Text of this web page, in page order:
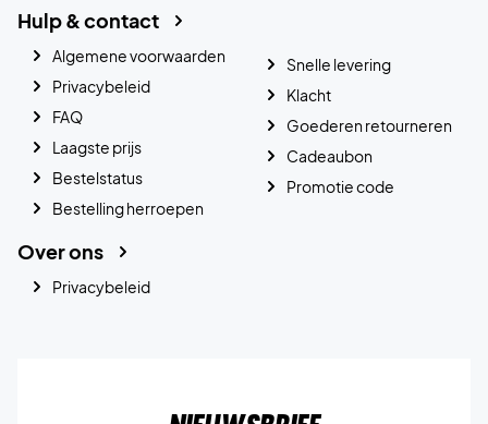
Hulp & contact
Algemene voorwaarden
Privacybeleid
FAQ
Laagste prijs
Bestelstatus
Bestelling herroepen
Snelle levering
Klacht
Goederen retourneren
Cadeaubon
Promotie code
Over ons
Privacybeleid